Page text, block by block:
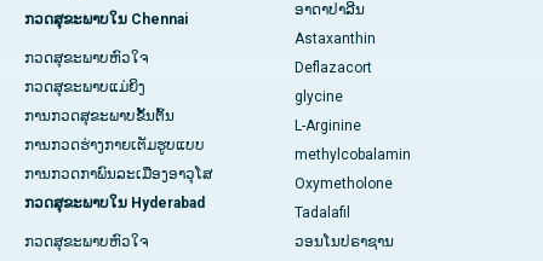
ກວດສຸຂະພາບໃນ Chennai
ກວດສຸຂະພາບຫົວໃຈ
ກວດສຸຂະພາບແມ່ຍິງ
ການກວດສຸຂະພາບຂັ້ນຕົ້ນ
ການກວດຮ່າງກາຍເຕັມຮູບແບບ
ການກວດກາພົນລະເມືອງອາວຸໂສ
ກວດສຸຂະພາບໃນ Hyderabad
ກວດສຸຂະພາບຫົວໃຈ
ອາດາປາລີນ
Astaxanthin
Deflazacort
glycine
L-Arginine
methylcobalamin
Oxymetholone
Tadalafil
ວອນໂນປຣາຊານ